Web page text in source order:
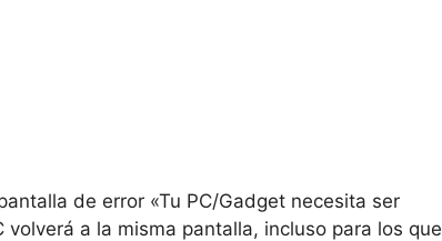
de error «Tu PC/Gadget necesita ser
a la misma pantalla, incluso para los que